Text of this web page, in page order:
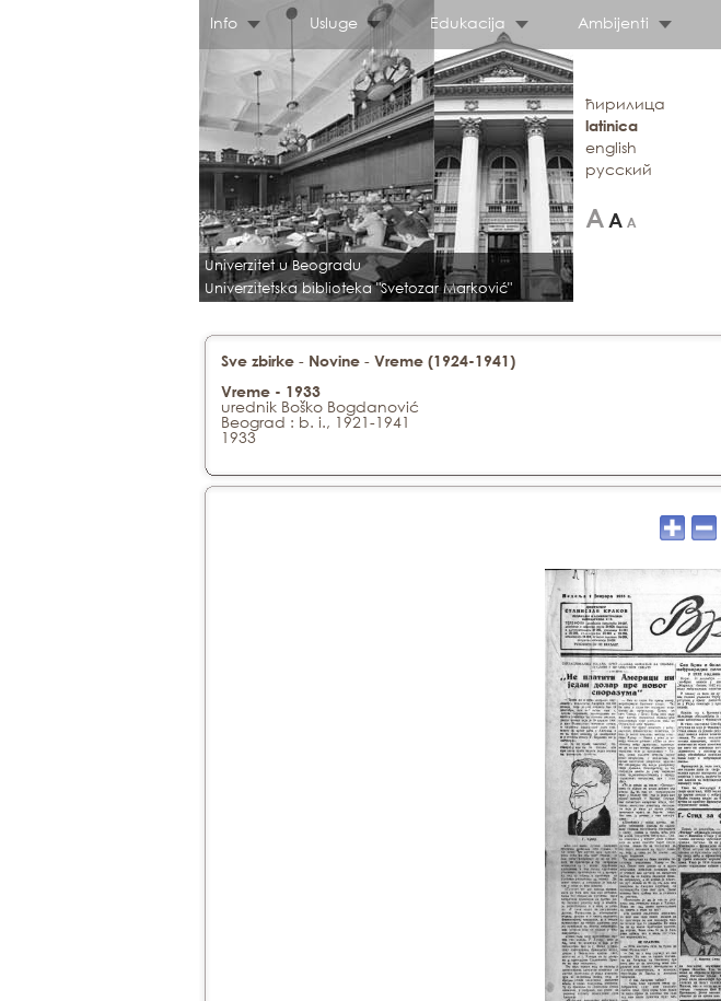
Info Usluge Edukacija Ambijenti
Univerzitet u Beogradu
Univerzitetska biblioteka "Svetozar Marković"
ћирилица
latinica
english
русский
Sve zbirke - Novine - Vreme (1924-1941)
Vreme - 1933
urednik Boško Bogdanović
Beograd : b. i., 1921-1941
1933